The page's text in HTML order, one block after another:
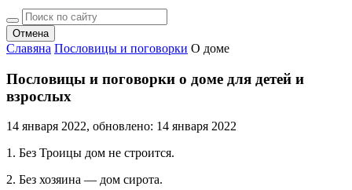
Отмена
Славяна Пословицы и поговорки О доме
Пословицы и поговорки о доме для детей и
взрослых
14 января 2022, обновлено: 14 января 2022
1. Без Троицы дом не строится.
2. Без хозяина — дом сирота.